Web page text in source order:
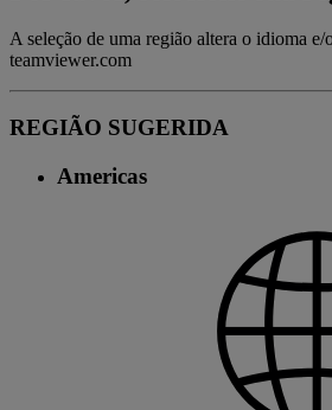
A seleção de uma região altera o idioma e/
teamviewer.com
REGIÃO SUGERIDA
Americas